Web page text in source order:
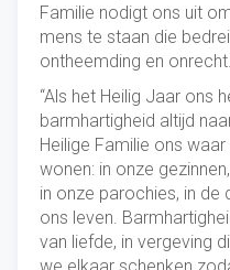
Familie nodigt ons uit
mens te staan die
ontheemding en
“Als het Heilig Jaar ons
barmhartigheid altijd
Heilige Familie ons
wonen: in onze
in onze parochies, in de
ons leven.
van liefde, in vergeving